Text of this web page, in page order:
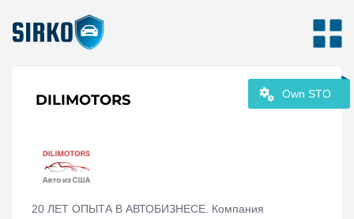
Own STO
DILIMOTORS
20 ЛЕТ ОПЫТА В АВТОБИЗНЕСЕ. Компания